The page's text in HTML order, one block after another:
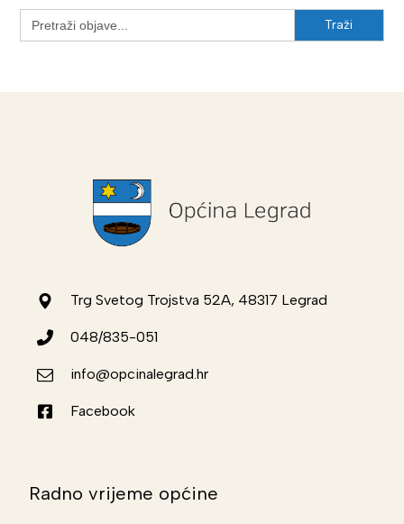
Search
for:
Trg Svetog Trojstva 52A, 48317 Legrad
048/835-051
info@opcinalegrad.hr
Facebook
Radno vrijeme općine